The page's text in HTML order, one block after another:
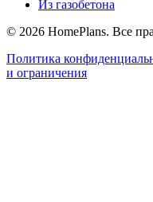
Из газобетона
© 2026 HomePlans. Все
Политика
и ограничения